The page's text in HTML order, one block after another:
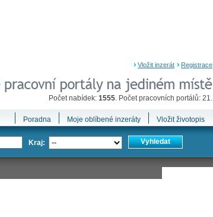
Vložit inzerát Registrace
Počet nabídek: 1555. Počet pracovních portálů: 21.
Poradna Moje oblíbené inzeráty Vložit životopis
Kraj: Vyhledat